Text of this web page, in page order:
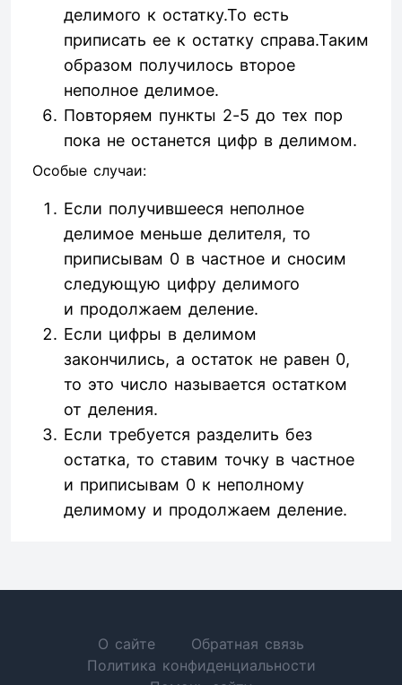
делимого к остатку.То есть
приписать ее к остатку справа.Таким
образом получилось второе
неполное делимое.
Повторяем пункты 2-5 до тех пор
пока не останется цифр в делимом.
Особые случаи:
Если получившееся неполное
делимое меньше делителя, то
приписывам 0 в частное и сносим
следующую цифру делимого
и продолжаем деление.
Если цифры в делимом
закончились, а остаток не равен 0,
то это число называется остатком
от деления.
Если требуется разделить без
остатка, то ставим точку в частное
и приписывам 0 к неполному
делимому и продолжаем деление.
О сайте
Обратная связь
Политика конфиденциальности